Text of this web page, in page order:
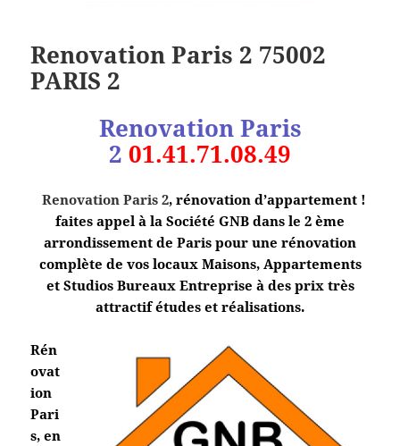
Renovation Paris 2 75002
PARIS 2
Renovation Paris
2 01.41.71.08.49
Renovation Paris 2, rénovation d’appartement !
faites appel à la Société GNB dans le 2 ème
arrondissement de Paris pour une rénovation
complète de vos locaux Maisons, Appartements
et Studios Bureaux Entreprise à des prix très
attractif études et réalisations.
Rén
ovat
ion
Pari
s, en